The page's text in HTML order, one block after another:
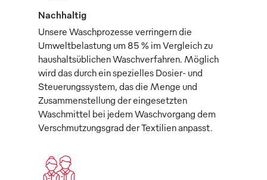
Nachhaltig
Unsere Waschprozesse verringern die
Umweltbelastung um 85 % im Vergleich zu
haushaltsüblichen Waschverfahren. Möglich
wird das durch ein spezielles Dosier- und
Steuerungssystem, das die Menge und
Zusammenstellung der eingesetzten
Waschmittel bei jedem Waschvorgang dem
Verschmutzungsgrad der Textilien anpasst.